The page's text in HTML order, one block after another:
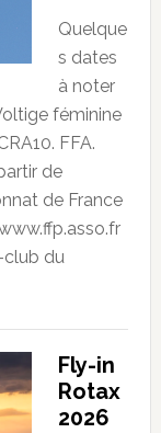
Quelque
s dates
à noter
féminine
FFA.
de
de France
club du
Fly-in
Rotax
2026